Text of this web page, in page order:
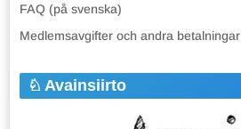
FAQ (på svenska)
Medlemsavgifter och andra betalningar
Avainsiirto